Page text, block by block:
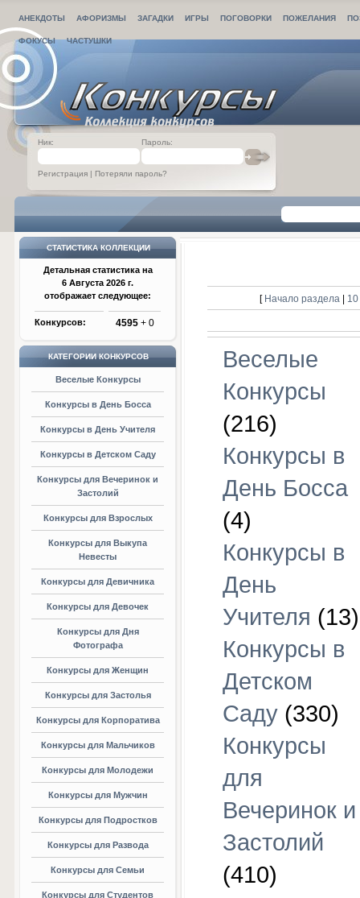
АНЕКДОТЫ АФОРИЗМЫ ЗАГАДКИ ИГРЫ ПОГОВОРКИ ПОЖЕЛАНИЯ
ФОКУСЫ ЧАСТУШКИ
Ник: Пароль:
Регистрация | Потеряли пароль?
СТАТИСТИКА КОЛЛЕКЦИИ
Детальная статистика на
6 Августа 2026 г.
отображает следующее:
Конкурсов: 4595 + 0
КАТЕГОРИИ КОНКУРСОВ
Веселые Конкурсы
Конкурсы в День Босса
Конкурсы в День Учителя
Конкурсы в Детском Саду
Конкурсы для Вечеринок и
Застолий
Конкурсы для Взрослых
Конкурсы для Выкупа
Невесты
Конкурсы для Девичника
Конкурсы для Девочек
Конкурсы для Дня
Фотографа
Конкурсы для Женщин
Конкурсы для Застолья
Конкурсы для Корпоратива
Конкурсы для Мальчиков
Конкурсы для Молодежи
Конкурсы для Мужчин
Конкурсы для Подростков
Конкурсы для Развода
Конкурсы для Семьи
Конкурсы для Студентов
[ Начало раздела |
Веселые
Конкурсы
(216)
Конкурсы в
День Босса
(4)
Конкурсы в
День
Учителя (13)
Конкурсы в
Детском
Саду(330)
Конкурсы
для
Вечеринок и
Застолий
(410)